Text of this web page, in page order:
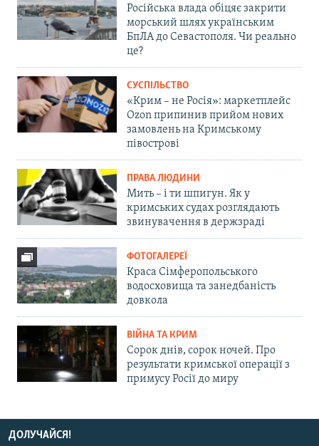
Російська влада обіцяє закрити
морський шлях українським
БпЛА до Севастополя. Чи реально
це?
СУСПІЛЬСТВО
«Крим – не Росія»: маркетплейс
Ozon припинив прийом нових
замовлень на Кримському
півострові
ПРАВА ЛЮДИНИ
Мить – і ти шпигун. Як у
кримських судах розглядають
звинувачення в держзраді
ФОТОГАЛЕРЕЇ
Краса Сімферопольського
водосховища та занедбаність
довкола
ВІЙНА ТА КРИМ
Сорок днів, сорок ночей. Про
результати кримської операції з
примусу Росії до миру
ДОЛУЧАЙСЯ!